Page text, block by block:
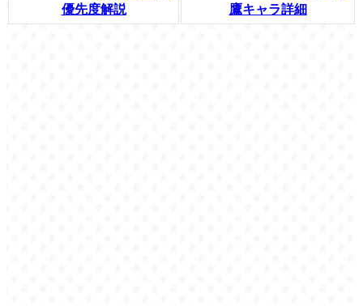
優先度解説
鷹キャラ詳細